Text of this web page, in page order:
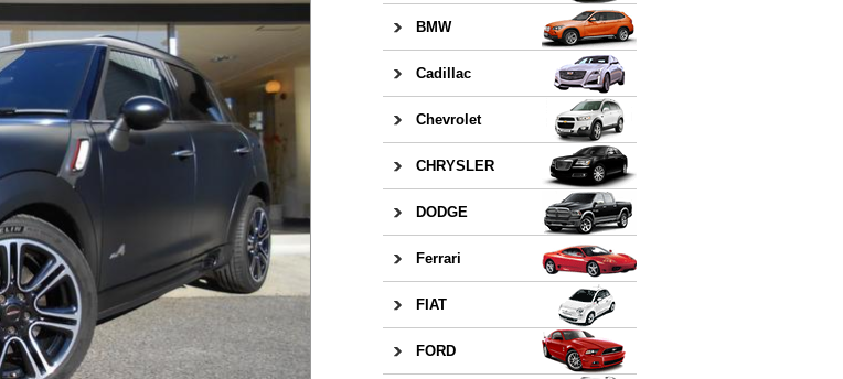
BMW
Cadillac
Chevrolet
CHRYSLER
DODGE
Ferrari
FIAT
FORD